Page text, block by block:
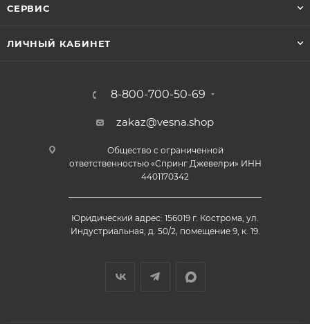
СЕРВИС
ЛИЧНЫЙ КАБИНЕТ
8-800-700-50-69
zakaz@vesna.shop
Общество с ограниченной
ответственностью «Спринг Джевелри» ИНН
4401170342
Юридический адрес: 156019 г. Кострома, ул.
Индустриальная, д. 50/2, помещение 9, к. 19.